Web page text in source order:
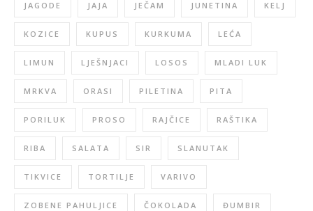
JAGODE JAJA JEČAM JUNETINA KELJ
KOZICE KUPUS KURKUMA LEĆA
LIMUN LJEŠNJACI LOSOS MLADI LUK
MRKVA ORASI PILETINA PITA
PORILUK PROSO RAJČICE RAŠTIKA
RIBA SALATA SIR SLANUTAK
TIKVICE TORTILJE VARIVO
ZOBENE PAHULJICE ČOKOLADA ĐUMBIR